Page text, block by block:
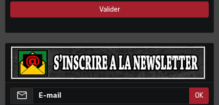
Valider
OK